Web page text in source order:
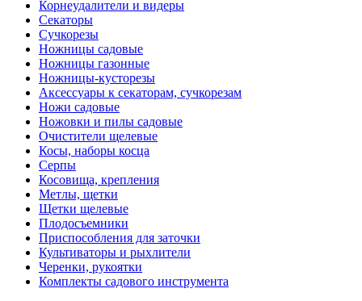
Корнеудалители и видеры
Секаторы
Сучкорезы
Ножницы садовые
Ножницы газонные
Ножницы-кусторезы
Аксессуары к секаторам, сучкорезам
Ножи садовые
Ножовки и пилы садовые
Очистители щелевые
Косы, наборы косца
Серпы
Косовища, крепления
Метлы, щетки
Щетки щелевые
Плодосъемники
Приспособления для заточки
Культиваторы и рыхлители
Черенки, рукоятки
Комплекты садового инструмента